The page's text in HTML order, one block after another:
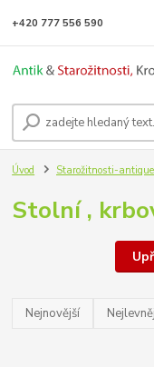
+420 777 556 590
Úvod Starožitnosti-
Stolní ,
Nejnovější